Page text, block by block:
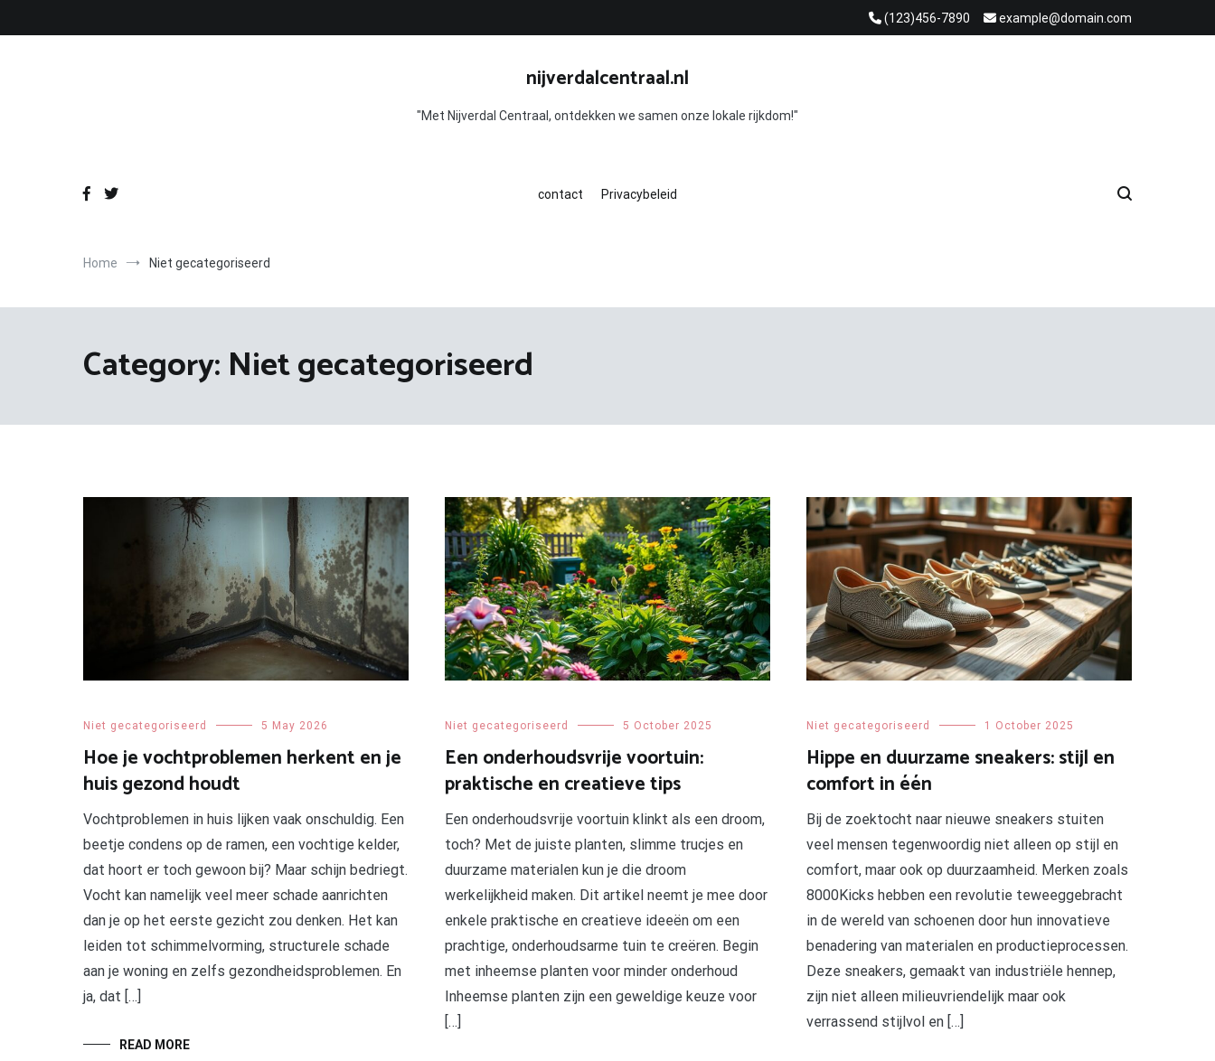
(123)456-7890 example@domain.com
nijverdalcentraal.nl
"Met Nijverdal Centraal, ontdekken we samen onze lokale rijkdom!"
contact Privacybeleid
Home Niet gecategoriseerd
Category: Niet gecategoriseerd
Niet gecategoriseerd 5 May 2026
Hoe je vochtproblemen herkent en je
huis gezond houdt
Vochtproblemen in huis lijken vaak onschuldig. Een
beetje condens op de ramen, een vochtige kelder,
dat hoort er toch gewoon bij? Maar schijn bedriegt.
Vocht kan namelijk veel meer schade aanrichten
dan je op het eerste gezicht zou denken. Het kan
leiden tot schimmelvorming, structurele schade
aan je woning en zelfs gezondheidsproblemen. En
ja, dat […]
READ MORE
Niet gecategoriseerd 5 October 2025
Een onderhoudsvrije voortuin:
praktische en creatieve tips
Een onderhoudsvrije voortuin klinkt als een droom,
toch? Met de juiste planten, slimme trucjes en
duurzame materialen kun je die droom
werkelijkheid maken. Dit artikel neemt je mee door
enkele praktische en creatieve ideeën om een
prachtige, onderhoudsarme tuin te creëren. Begin
met inheemse planten voor minder onderhoud
Inheemse planten zijn een geweldige keuze voor
[…]
Niet gecategoriseerd 1 October 2025
Hippe en duurzame sneakers: stijl en
comfort in één
Bij de zoektocht naar nieuwe sneakers stuiten
veel mensen tegenwoordig niet alleen op stijl en
comfort, maar ook op duurzaamheid. Merken zoals
8000Kicks hebben een revolutie teweeggebracht
in de wereld van schoenen door hun innovatieve
benadering van materialen en productieprocessen.
Deze sneakers, gemaakt van industriële hennep,
zijn niet alleen milieuvriendelijk maar ook
verrassend stijlvol en […]